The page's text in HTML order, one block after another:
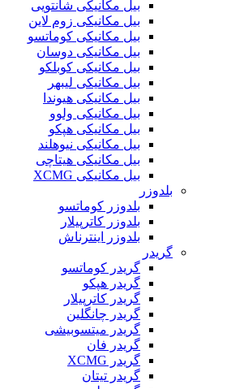
بیل مکانیکی شانتویی
بیل مکانیکی زوم لاین
بیل مکانیکی کوماتسو
بیل مکانیکی دوسان
بیل مکانیکی کوبلکو
بیل مکانیکی لیبهر
بیل مکانیکی هیوندا
بیل مکانیکی ولوو
بیل مکانیکی هپکو
بیل مکانیکی نیوهلند
بیل مکانیکی هیتاچی
بیل مکانیکی XCMG
بلدوزر
بلدوزر کوماتسو
بلدوزر کاترپیلار
بلدوزر اینترناش
گریدر
گریدر کوماتسو
گریدر هپکو
گریدر کاترپیلار
گریدر چانگلین
گریدر میتسوبیشی
گریدر فان
گریدر XCMG
گریدر تیتان